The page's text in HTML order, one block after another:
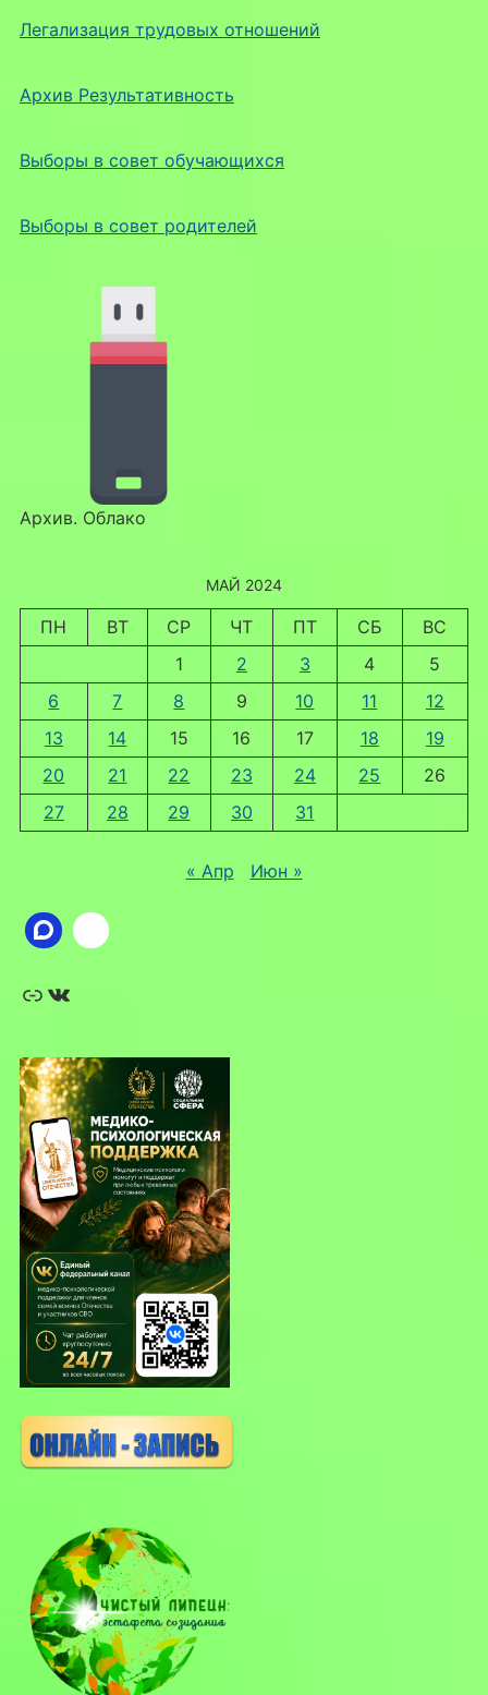
Легализация трудовых отношений
Архив Результативность
Выборы в совет обучающихся
Выборы в совет родителей
Архив. Облако
МАЙ 2024
ПН ВТ СР ЧТ ПТ СБ
ВС
1
2 3 4
5
6
7 8 9 10 11
12
13
14 15 16 17 18
19
20
21 22 23 24 25
26
27
28 29 30 31
« Апр Июн »
Ссылка